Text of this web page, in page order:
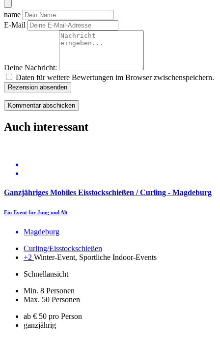
name
E-Mail
Deine Nachricht:
Daten für weitere Bewertungen im Browser zwischenspeichern.
Rezension absenden
Auch interessant
Ganzjähriges Mobiles Eisstockschießen / Curling - Magdeburg
Ein Event für Jung und Alt
Magdeburg
Curling/Eisstockschießen
+2 Winter-Event, Sportliche Indoor-Events
Schnellansicht
Min. 8 Personen
Max. 50 Personen
ab € 50 pro Person
ganzjährig